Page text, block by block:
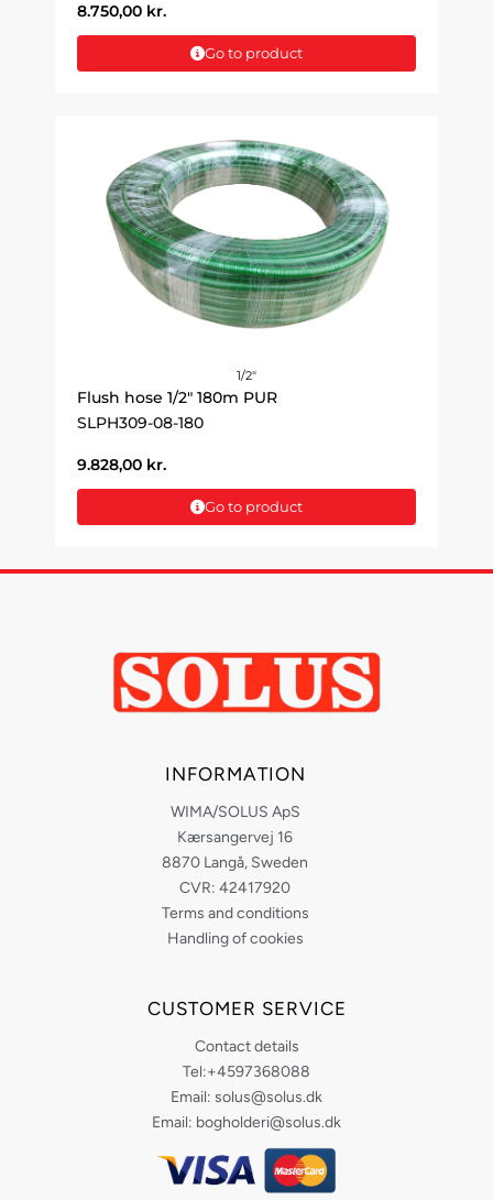
8.750,00 kr.
Go to product
1/2"
Flush hose 1/2" 180m PUR
SLPH309-08-180
9.828,00 kr.
Go to product
INFORMATION
WIMA/SOLUS ApS
Kærsangervej 16
8870 Langå, Sweden
CVR: 42417920
Terms and conditions
Handling of cookies
CUSTOMER SERVICE
Contact details
Tel:+4597368088
Email: solus@solus.dk
Email: bogholderi@solus.dk